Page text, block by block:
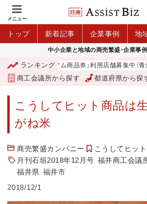
メニュー
トップ 新着記事 企業事例 地
中小企業と地域の商売繁盛・企業事例
ランキング
青森市プレミアム商品券」利用店舗募集中（青森商
商工会議所から探す 都道府県から探
こうしてヒット商品は
がね米
商売繁盛カンパニー
こうしてヒッ
月刊石垣2018年12月号 福井商工会議
福井県 福井市
2018/12/1